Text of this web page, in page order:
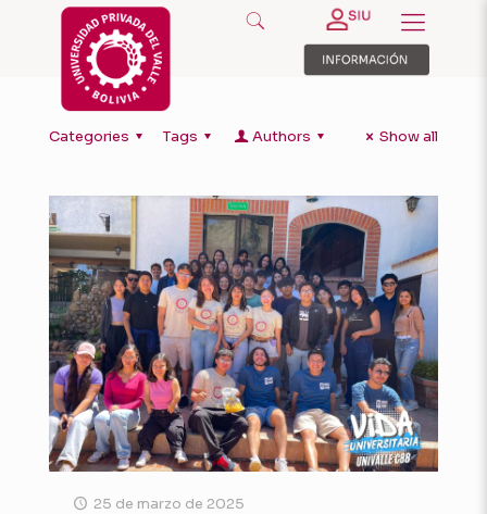
Categories Tags Authors Show all
25 de marzo de 2025